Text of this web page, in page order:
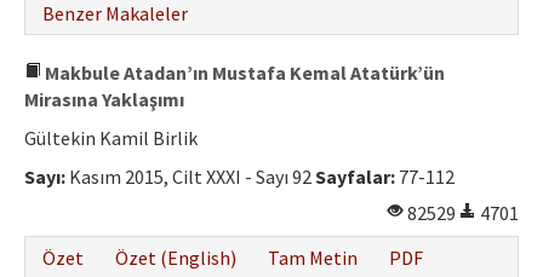
Benzer Makaleler
Makbule Atadan’ın Mustafa Kemal Atatürk’ün
Mirasına Yaklaşımı
Gültekin Kamil Birlik
Sayı: Kasım 2015, Cilt XXXI - Sayı 92Sayfalar: 77-112
82529
4701
Özet
Özet (English) Tam Metin
PDF